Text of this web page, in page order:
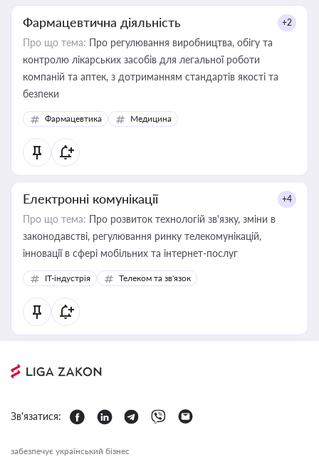
Фармацевтична діяльність +2
Про що тема: Про регулювання виробництва, обігу та
контролю лікарських засобів для легальної роботи
компаній та аптек, з дотриманням стандартів якості та
безпеки
Фармацевтика Медицина
Електронні комунікації +4
Про що тема: Про розвиток технологій зв'язку, зміни в
законодавстві, регулювання ринку телекомунікацій,
інновації в сфері мобільних та інтернет-послуг
IT-індустрія Телеком та зв'язок
Зв'язатися:
забезпечує український бізнес